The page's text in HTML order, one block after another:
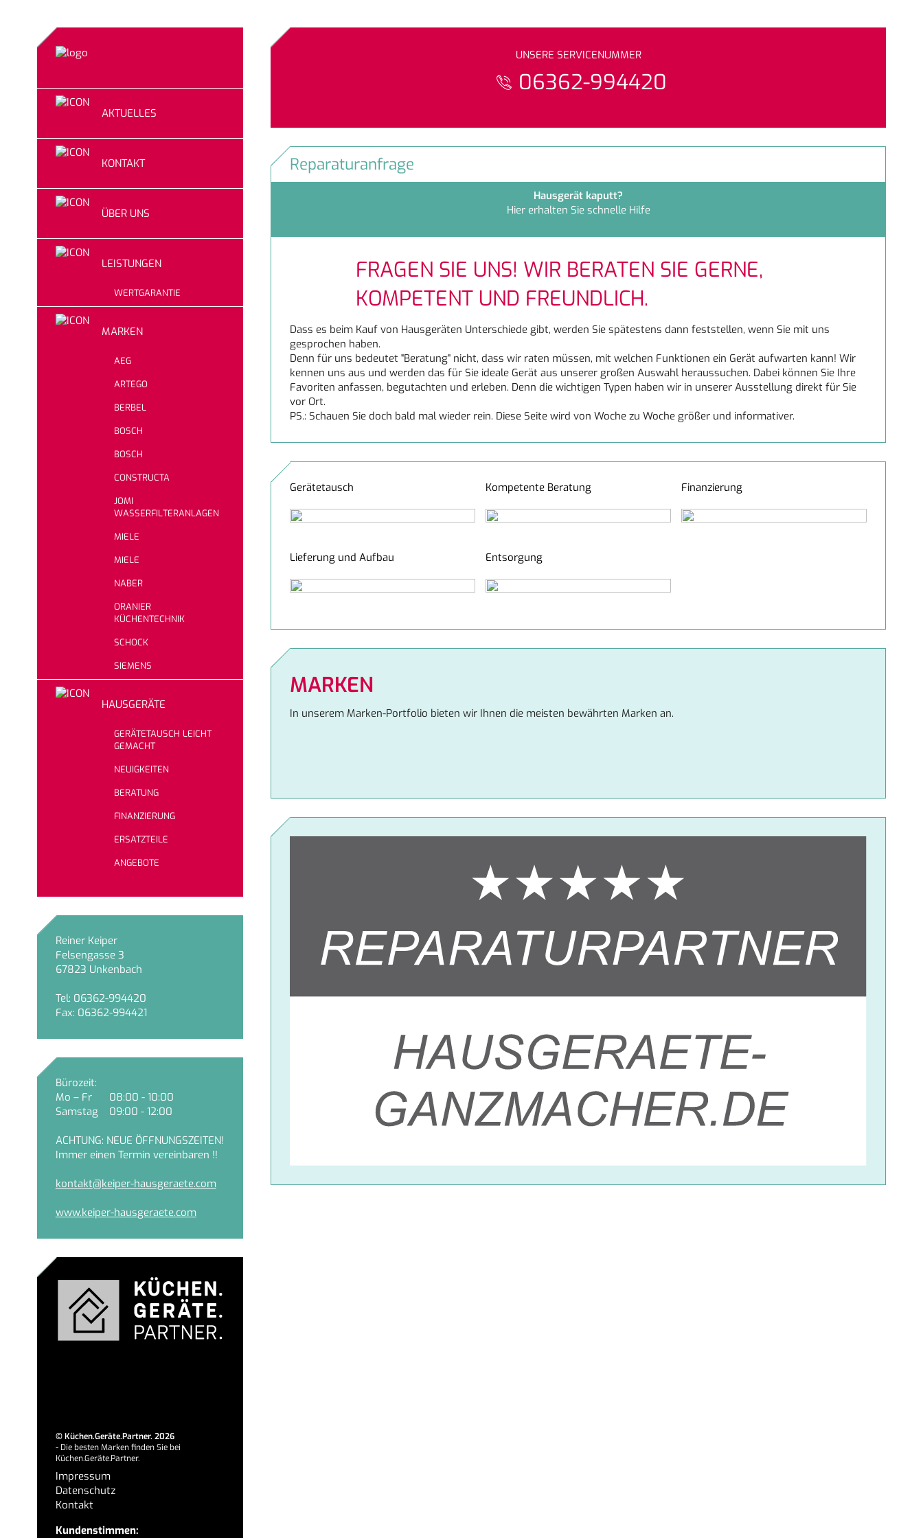
AKTUELLES
KONTAKT
ÜBER UNS
LEISTUNGEN
WERTGARANTIE
MARKEN
AEG
ARTEGO
BERBEL
BOSCH
BOSCH
CONSTRUCTA
JOMI
WASSERFILTERANLAGEN
MIELE
MIELE
NABER
ORANIER
KÜCHENTECHNIK
SCHOCK
SIEMENS
HAUSGERÄTE
GERÄTETAUSCH LEICHT
GEMACHT
NEUIGKEITEN
BERATUNG
FINANZIERUNG
ERSATZTEILE
ANGEBOTE
Reiner Keiper
Felsengasse 3
67823 Unkenbach
Tel: 06362-994420
Fax: 06362-994421
Bürozeit:
Mo – Fr
08:00 - 10:00
Samstag
09:00 - 12:00
ACHTUNG: NEUE ÖFFNUNGSZEITEN!
Immer einen Termin vereinbaren !!
kontakt@keiper-hausgeraete.com
www.keiper-hausgeraete.com
©Küchen.Geräte.Partner. 2026
- Die besten Marken finden Sie bei
Küchen.Geräte.Partner.
Impressum
Datenschutz
Kontakt
Kundenstimmen:
UNSERE SERVICENUMMER
06362-994420
Reparaturanfrage
Hausgerät kaputt?
Hier erhalten Sie schnelle Hilfe
FRAGEN SIE UNS! WIR BERATEN SIE GERNE,
KOMPETENT UND FREUNDLICH.
Dass es beim Kauf von Hausgeräten Unterschiede gibt, werden Sie spätestens dann feststellen, wenn Sie mit uns
gesprochen haben.
Denn für uns bedeutet "Beratung" nicht, dass wir raten müssen, mit welchen Funktionen ein Gerät aufwarten kann! Wir
kennen uns aus und werden das für Sie ideale Gerät aus unserer großen Auswahl heraussuchen. Dabei können Sie Ihre
Favoriten anfassen, begutachten und erleben. Denn die wichtigen Typen haben wir in unserer Ausstellung direkt für Sie
vor Ort.
PS.: Schauen Sie doch bald mal wieder rein. Diese Seite wird von Woche zu Woche größer und informativer.
Gerätetausch Kompetente Beratung Finanzierung
Lieferung und Aufbau Entsorgung
MARKEN
In unserem Marken-Portfolio bieten wir Ihnen die meisten bewährten Marken an.